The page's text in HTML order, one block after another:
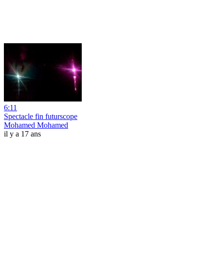
6:11
Spectacle fin futurscope
Mohamed Mohamed
il y a 17 ans